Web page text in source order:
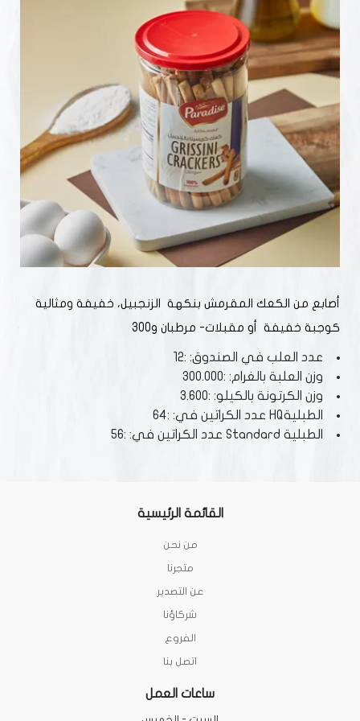
أصابع من الكعك المقرمش بنكهة الزنجبيل، خفيفة ومثالية
كوجبة خفيفة أو مقبلات- مرطبان 300g
عدد العلب في الصندوق: :12
وزن العلبة بالغرام: :300.000
وزن الكرتونة بالكيلو: :3.600
الطبليةHQ عدد الكراتين في: :64
الطبلية Standard عدد الكراتين في: :56
القائمة الرئيسية
من نحن
متجرنا
عن التصدير
شركاؤنا
الفروع
اتصل بنا
ساعات العمل